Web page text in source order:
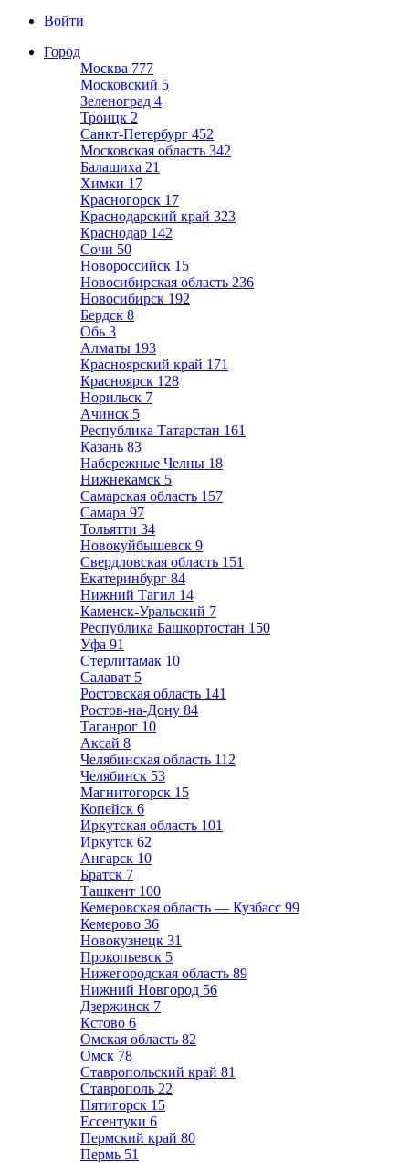
Войти
Город
Москва 777
Московский 5
Зеленоград 4
Троицк 2
Санкт-Петербург 452
Московская область 342
Балашиха 21
Химки 17
Красногорск 17
Краснодарский край 323
Краснодар 142
Сочи 50
Новороссийск 15
Новосибирская область 236
Новосибирск 192
Бердск 8
Обь 3
Алматы 193
Красноярский край 171
Красноярск 128
Норильск 7
Ачинск 5
Республика Татарстан 161
Казань 83
Набережные Челны 18
Нижнекамск 5
Самарская область 157
Самара 97
Тольятти 34
Новокуйбышевск 9
Свердловская область 151
Екатеринбург 84
Нижний Тагил 14
Каменск-Уральский 7
Республика Башкортостан 150
Уфа 91
Стерлитамак 10
Салават 5
Ростовская область 141
Ростов-на-Дону 84
Таганрог 10
Аксай 8
Челябинская область 112
Челябинск 53
Магнитогорск 15
Копейск 6
Иркутская область 101
Иркутск 62
Ангарск 10
Братск 7
Ташкент 100
Кемеровская область — Кузбасс 99
Кемерово 36
Новокузнецк 31
Прокопьевск 5
Нижегородская область 89
Нижний Новгород 56
Дзержинск 7
Кстово 6
Омская область 82
Омск 78
Ставропольский край 81
Ставрополь 22
Пятигорск 15
Ессентуки 6
Пермский край 80
Пермь 51